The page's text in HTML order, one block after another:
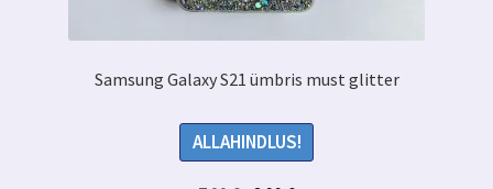
Samsung Galaxy S21 ümbris must glitter
ALLAHINDLUS!